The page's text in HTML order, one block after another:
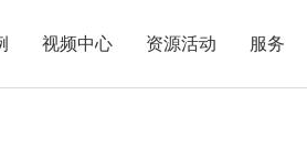
视频中心 资源活动 服务